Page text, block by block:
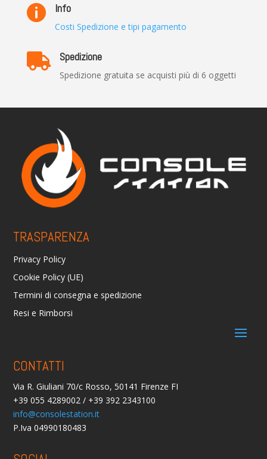
 Info
Costi Spedizione e tipi pagamento
 Spedizione
Spedizione gratuita se acquisti più di 6 oggetti
TRASPARENZA
Privacy Policy
Cookie Policy (UE)
Termini di consegna e spedizione
Resi e Rimborsi
CONTATTI
Via R. Giuliani 70/c Rosso, 50141 Firenze FI
+39 055 4289002 / +39 392 2343100
info@consolestation.it
P.Iva 04990180483